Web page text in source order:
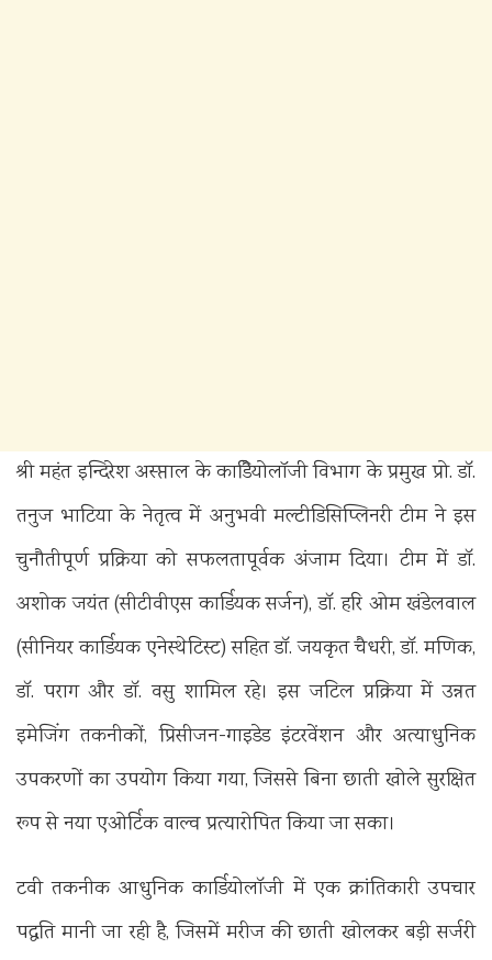
श्री महंत इन्दिरेश अस्प्ताल के काडिैयोलाॅजी विभाग के प्रमुख प्रो. डॉ.
तनुज भाटिया के नेतृत्व में अनुभवी मल्टीडिसिप्लिनरी टीम ने इस
चुनौतीपूर्ण प्रक्रिया को सफलतापूर्वक अंजाम दिया। टीम में डॉ.
अशोक जयंत (सीटीवीएस कार्डियक सर्जन), डॉ. हरि ओम खंडेलवाल
(सीनियर कार्डियक एनेस्थेटिस्ट) सहित डॉ. जयकृत चैधरी, डॉ. मणिक,
डॉ. पराग और डॉ. वसु शामिल रहे। इस जटिल प्रक्रिया में उन्नत
इमेजिंग तकनीकों, प्रिसीजन-गाइडेड इंटरवेंशन और अत्याधुनिक
उपकरणों का उपयोग किया गया, जिससे बिना छाती खोले सुरक्षित
रूप से नया एओर्टिक वाल्व प्रत्यारोपित किया जा सका।
टवी तकनीक आधुनिक कार्डियोलॉजी में एक क्रांतिकारी उपचार
पद्धति मानी जा रही है, जिसमें मरीज की छाती खोलकर बड़ी सर्जरी